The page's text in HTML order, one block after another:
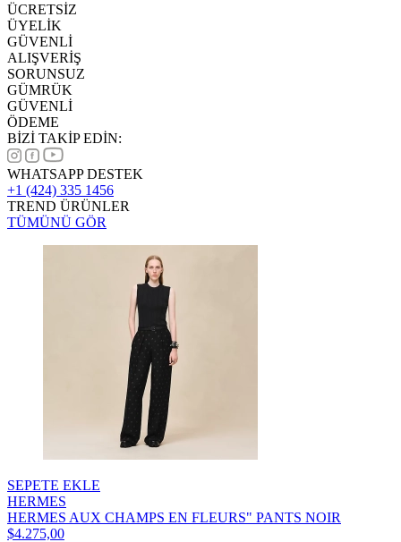
ÜCRETSİZ
ÜYELİK
GÜVENLİ
ALIŞVERİŞ
SORUNSUZ
GÜMRÜK
GÜVENLİ
ÖDEME
BİZİ TAKİP EDİN:
WHATSAPP DESTEK
+1 (424) 335 1456
TREND ÜRÜNLER
TÜMÜNÜ GÖR
SEPETE EKLE
HERMES
HERMES AUX CHAMPS EN FLEURS" PANTS NOIR
$4.275,00